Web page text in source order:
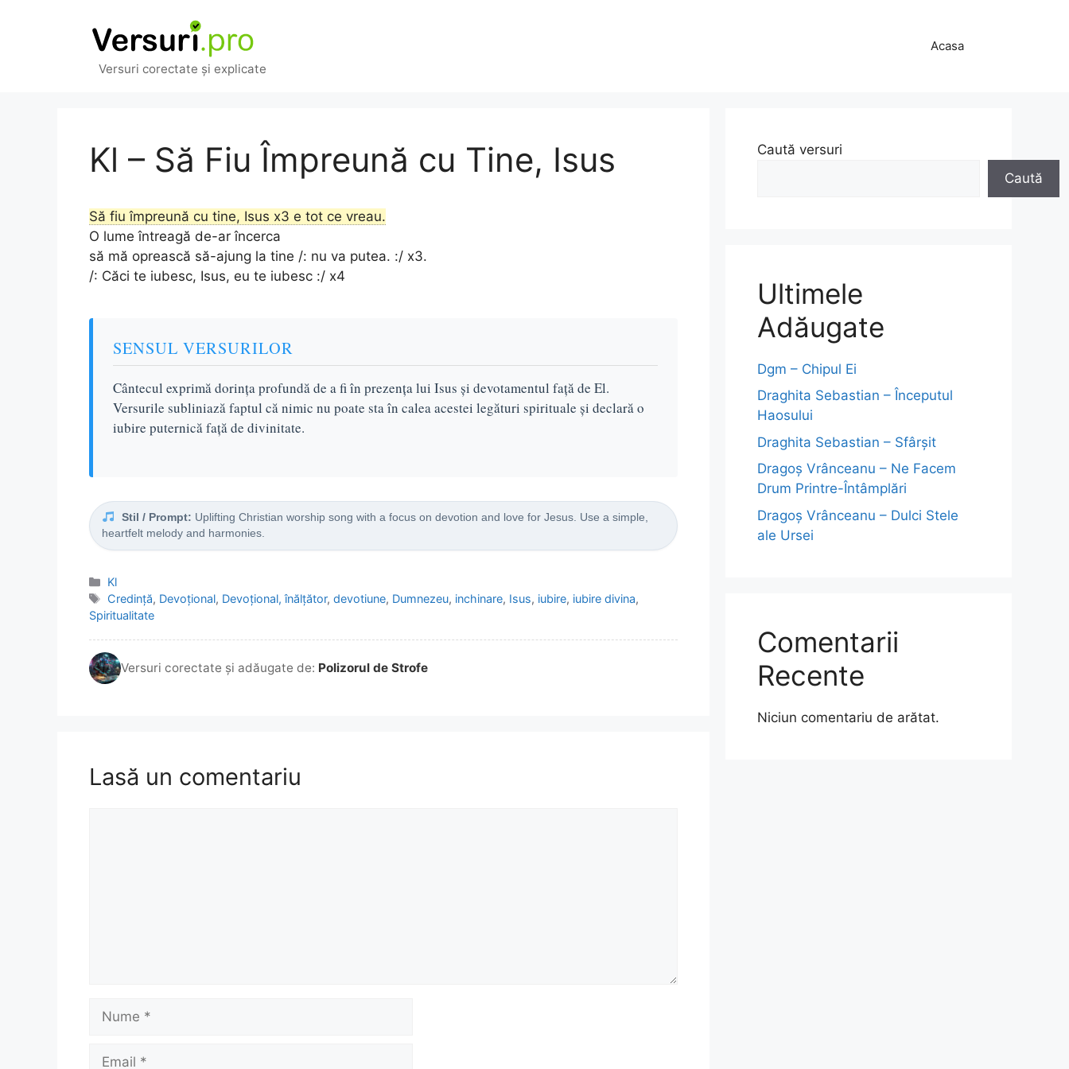
Versuri corectate și explicate
Acasa
Kl – Să Fiu Împreună cu Tine, Isus
Să fiu împreună cu tine, Isus x3 e tot ce vreau.
O lume întreagă de-ar încerca
să mă oprească să-ajung la tine /: nu va putea. :/ x3.
/: Căci te iubesc, Isus, eu te iubesc :/ x4
SENSUL VERSURILOR
Cântecul exprimă dorința profundă de a fi în prezența lui Isus și devotamentul față de El.
Versurile subliniază faptul că nimic nu poate sta în calea acestei legături spirituale și declară o
iubire puternică față de divinitate.
Stil / Prompt: Uplifting Christian worship song with a focus on devotion and love for Jesus. Use a simple,
heartfelt melody and harmonies.
Categorii
Kl
Etichete
Credință, Devoțional, Devoțional, înălțător,devotiune, Dumnezeu, inchinare, Isus, iubire, iubire divina,
Spiritualitate
Versuri corectate și adăugate de: Polizorul de Strofe
Lasă un comentariu
Caută versuri
Caută
Ultimele
Adăugate
Dgm – Chipul Ei
Draghita Sebastian – Începutul
Haosului
Draghita Sebastian – Sfârșit
Dragoş Vrânceanu – Ne Facem
Drum Printre-Întâmplări
Dragoş Vrânceanu – Dulci Stele
ale Ursei
Comentarii
Recente
Niciun comentariu de arătat.